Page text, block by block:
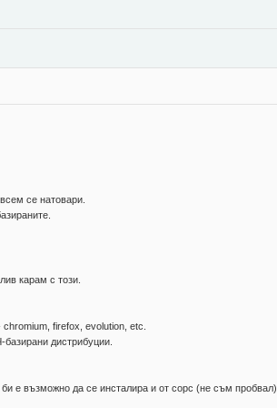
се натовари.
карам с този.
firefox, evolution, etc.
дистрибуции.
е възможно да се инсталира и от сорс (не съм пробвал).